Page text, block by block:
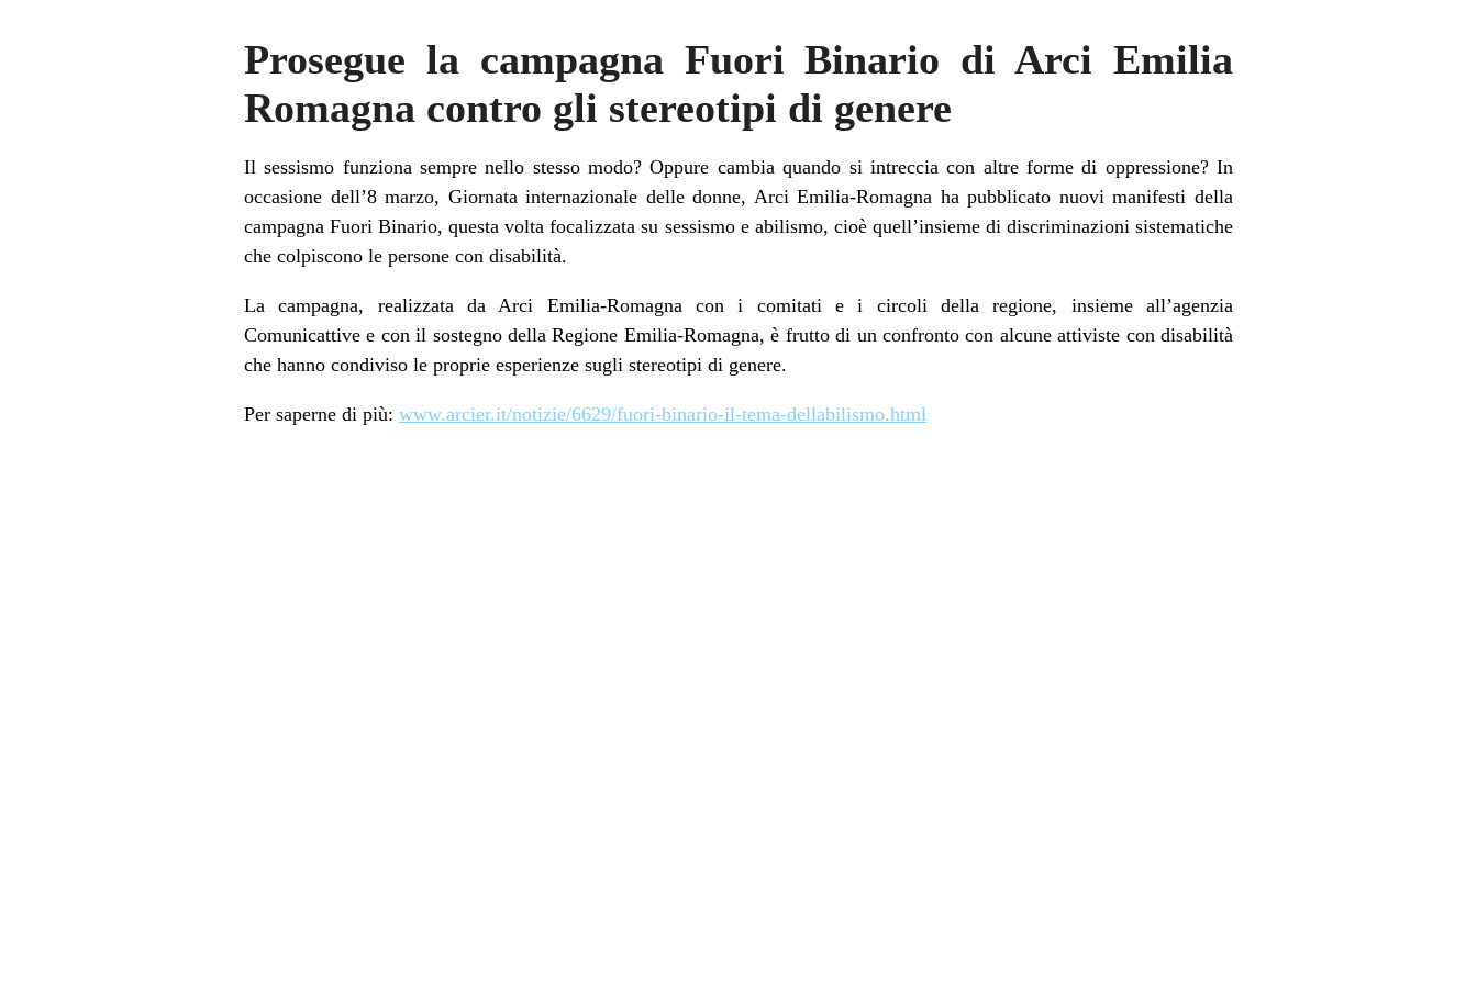
Prosegue la campagna Fuori Binario di Arci Emilia
Romagna contro gli stereotipi di genere
Il sessismo funziona sempre nello stesso modo? Oppure cambia quando si intreccia con altre forme di oppressione? In
occasione dell’8 marzo, Giornata internazionale delle donne, Arci Emilia-Romagna ha pubblicato nuovi manifesti della
campagna Fuori Binario, questa volta focalizzata su sessismo e abilismo, cioè quell’insieme di discriminazioni sistematiche
che colpiscono le persone con disabilità.
La campagna, realizzata da Arci Emilia-Romagna con i comitati e i circoli della regione, insieme all’agenzia
Comunicattive e con il sostegno della Regione Emilia-Romagna, è frutto di un confronto con alcune attiviste con disabilità
che hanno condiviso le proprie esperienze sugli stereotipi di genere.
Per saperne di più: www.arcier.it/notizie/6629/fuori-binario-il-tema-dellabilismo.html